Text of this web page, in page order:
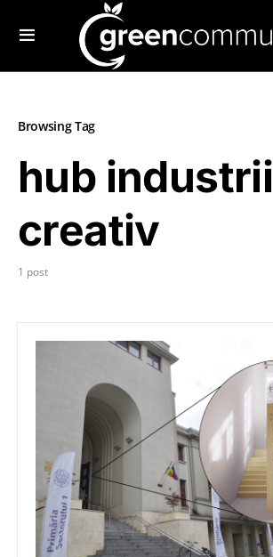
Browsing Tag
hub industrii
creativ
1 post